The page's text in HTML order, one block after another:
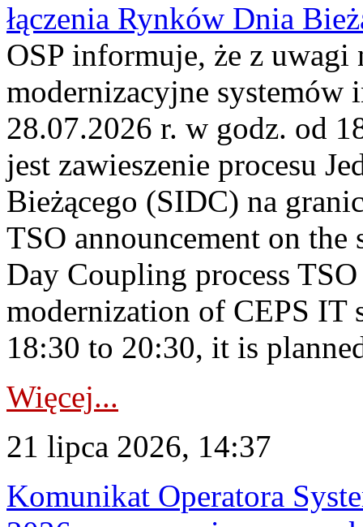
łączenia Rynków Dnia
OSP informuje, że z uwagi
modernizacyjne
28.07.2026 r. w godz. od
jest zawieszenie procesu
Bieżącego (SIDC) na
TSO announcement on
Day Coupling process
modernization of CEPS IT
18:30 to 20:30, it is
Więcej...
21 lipca 2026, 14:37
Komunikat Operatora